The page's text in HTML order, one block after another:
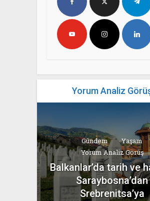
Yorum Analiz
Gündem
Yaşam
Yorum Analiz Görüş
Balkanlar’da tarih ve
Saraybosna’dan
Srebrenitsa’ya